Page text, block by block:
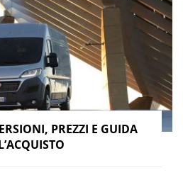
PREZZI E GUIDA